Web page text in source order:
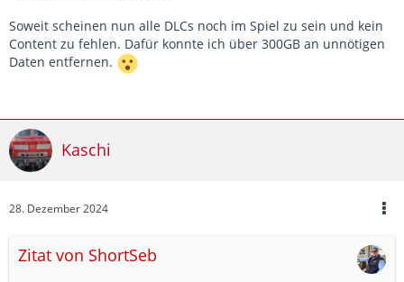
Soweit scheinen nun alle DLCs noch im Spiel zu sein und kein
Content zu fehlen. Dafür konnte ich über 300GB an unnötigen
Daten entfernen.
Kaschi
28. Dezember 2024
Zitat von ShortSeb